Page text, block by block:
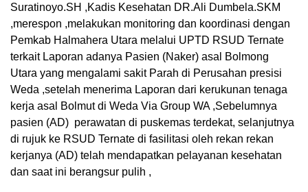
Suratinoyo.SH ,Kadis Kesehatan DR.Ali Dumbela.SKM
,merespon ,melakukan monitoring dan koordinasi dengan
Pemkab Halmahera Utara melalui UPTD RSUD Ternate
terkait Laporan adanya Pasien (Naker) asal Bolmong
Utara yang mengalami sakit Parah di Perusahan presisi
Weda ,setelah menerima Laporan dari kerukunan tenaga
kerja asal Bolmut di Weda Via Group WA ,Sebelumnya
pasien (AD) perawatan di puskemas terdekat, selanjutnya
di rujuk ke RSUD Ternate di fasilitasi oleh rekan rekan
kerjanya (AD) telah mendapatkan pelayanan kesehatan
dan saat ini berangsur pulih ,